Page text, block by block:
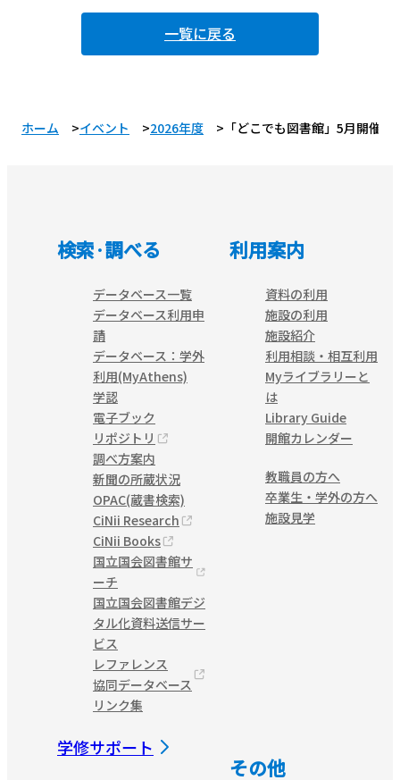
一覧に戻る
ホーム イベント 2026年度 「どこでも図書館」5月開催の
検索·調べる
データベース一覧
データベース利用申
請
データベース：学外
利用(MyAthens)
学認
電子ブック
リポジトリ
調べ方案内
新聞の所蔵状況
OPAC(蔵書検索)
CiNii Research
CiNii Books
国立国会図書館サ
ーチ
国立国会図書館デジ
タル化資料送信サー
ビス
レファレンス
協同データベース
リンク集
利用案内
資料の利用
施設の利用
施設紹介
利用相談・相互利用
Myライブラリーと
は
Library Guide
開館カレンダー
教職員の方へ
卒業生・学外の方へ
施設見学
学修サポート
その他